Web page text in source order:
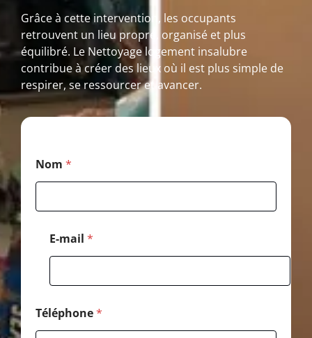
Grâce à cette intervention, les occupants
retrouvent un lieu propre, organisé et plus
équilibré. Le Nettoyage logement insalubre
contribue à créer des lieux où il est plus simple de
respirer, se ressourcer et avancer.
Nom *
E-mail *
Téléphone*